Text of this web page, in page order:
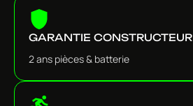
GARANTIE CONSTRUCTEUR
2 ans pièces & batterie